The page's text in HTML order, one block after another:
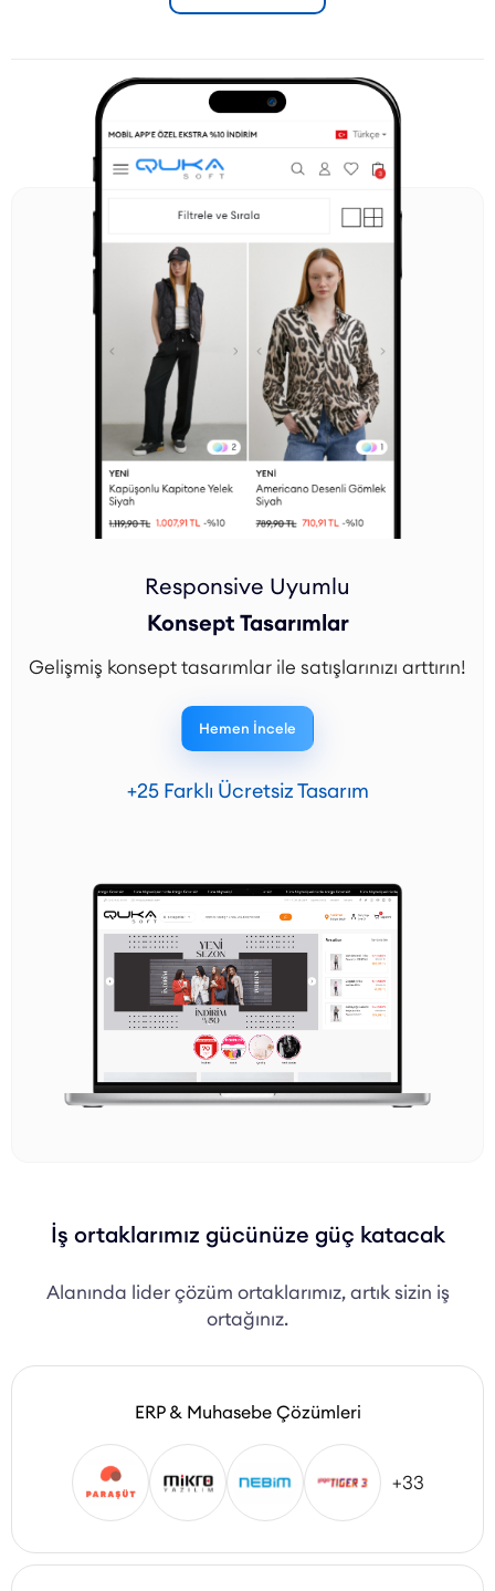
Responsive Uyumlu
Konsept Tasarımlar
Gelişmiş konsept tasarımlar ile satışlarınızı arttırın!
Hemen İncele
+25 Farklı Ücretsiz Tasarım
İş ortaklarımız gücünüze güç katacak
Alanında lider çözüm ortaklarımız, artık sizin iş
ortağınız.
ERP & Muhasebe Çözümleri
+33